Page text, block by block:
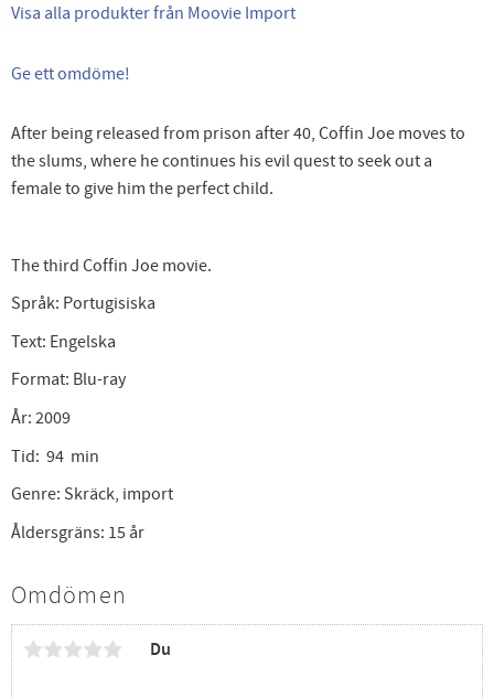
Visa alla produkter från Moovie Import
Ge ett omdöme!
After being released from prison after 40, Coffin Joe moves to
the slums, where he continues his evil quest to seek out a
female to give him the perfect child.
The third Coffin Joe movie.
Språk: Portugisiska
Text: Engelska
Format: Blu-ray
År: 2009
Tid: 94 min
Genre: Skräck, import
Åldersgräns: 15 år
Omdömen
Du